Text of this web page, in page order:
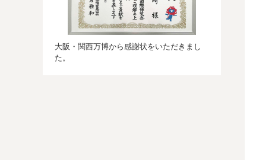
大阪・関西万博から感謝状をいただきまし
た。